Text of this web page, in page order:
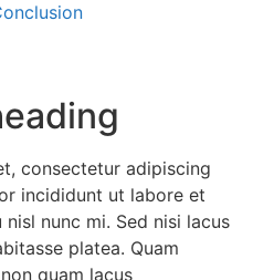
consectetur adipiscing
incididunt ut labore et
nunc mi. Sed nisi lacus
platea. Quam
quam lacus